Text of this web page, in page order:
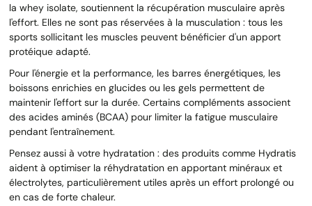
la whey isolate, soutiennent la récupération musculaire après
l'effort. Elles ne sont pas réservées à la musculation : tous les
sports sollicitant les muscles peuvent bénéficier d'un apport
protéique adapté.
Pour l'énergie et la performance, les barres énergétiques, les
boissons enrichies en glucides ou les gels permettent de
maintenir l'effort sur la durée. Certains compléments associent
des acides aminés (BCAA) pour limiter la fatigue musculaire
pendant l'entraînement.
Pensez aussi à votre hydratation : des produits comme Hydratis
aident à optimiser la réhydratation en apportant minéraux et
électrolytes, particulièrement utiles après un effort prolongé ou
en cas de forte chaleur.